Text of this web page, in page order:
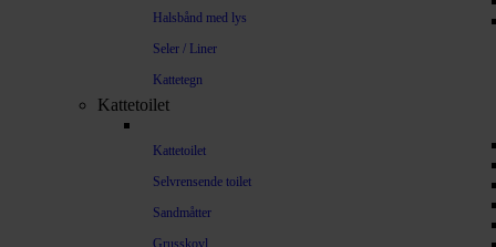
Halsbånd med lys
Seler / Liner
Kattetegn
Kattetoilet
Kattetoilet
Selvrensende toilet
Sandmåtter
Grusskovl